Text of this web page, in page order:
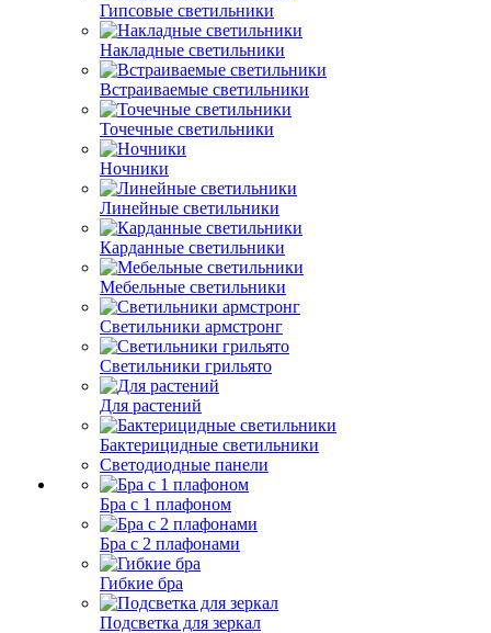
Гипсовые светильники
Накладные светильники
Встраиваемые светильники
Точечные светильники
Ночники
Линейные светильники
Карданные светильники
Мебельные светильники
Светильники армстронг
Светильники грильято
Для растений
Бактерицидные светильники
Светодиодные панели
Бра с 1 плафоном
Бра с 2 плафонами
Гибкие бра
Подсветка для зеркал